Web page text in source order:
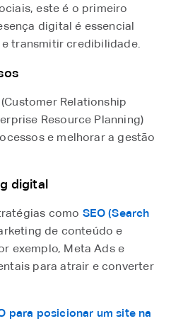
este é o primeiro
digital é essencial
transmitir credibilidade.
Relationship
Resource Planning)
e melhorar a gestão
digital
como SEO (Search
de conteúdo e
exemplo, Meta Ads e
para atrair e converter
para posicionar um site na